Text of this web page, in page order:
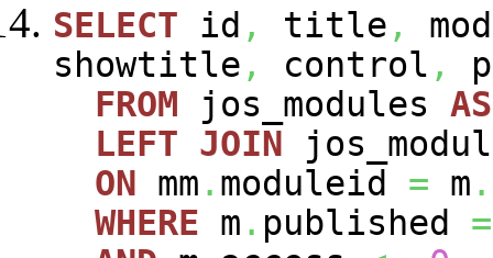
SELECT id , title ,
showtitle , control ,
FROM jos_modules AS
LEFT JOIN
ON mm . moduleid = m .
WHERE m . published =